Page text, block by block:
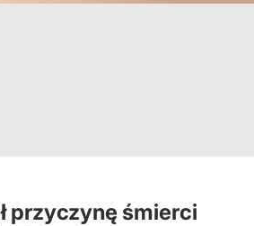
przyczynę śmierci